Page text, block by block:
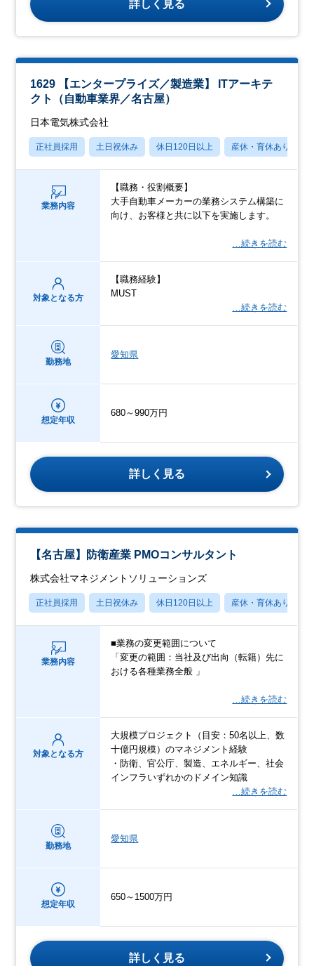
詳しく見る
1629 【エンタープライズ／製造業】 ITアーキテ
クト（自動車業界／名古屋）
日本電気株式会社
正社員採用 土日祝休み 休日120日以上 産休・育休あり
業務内容
【職務・役割概要】
大手自動車メーカーの業務システム構築に
向け、お客様と共に以下を実施します。
…続きを読む
対象となる方
【職務経験】
MUST
…続きを読む
勤務地
愛知県
想定年収
680～990万円
詳しく見る
【名古屋】防衛産業 PMOコンサルタント
株式会社マネジメントソリューションズ
正社員採用 土日祝休み 休日120日以上 産休・育休あり
業務内容
■業務の変更範囲について
「変更の範囲：当社及び出向（転籍）先に
おける各種業務全般 」
…続きを読む
対象となる方
大規模プロジェクト（目安：50名以上、数
十億円規模）のマネジメント経験
・防衛、官公庁、製造、エネルギー、社会
インフラいずれかのドメイン知識
…続きを読む
勤務地
愛知県
想定年収
650～1500万円
詳しく見る